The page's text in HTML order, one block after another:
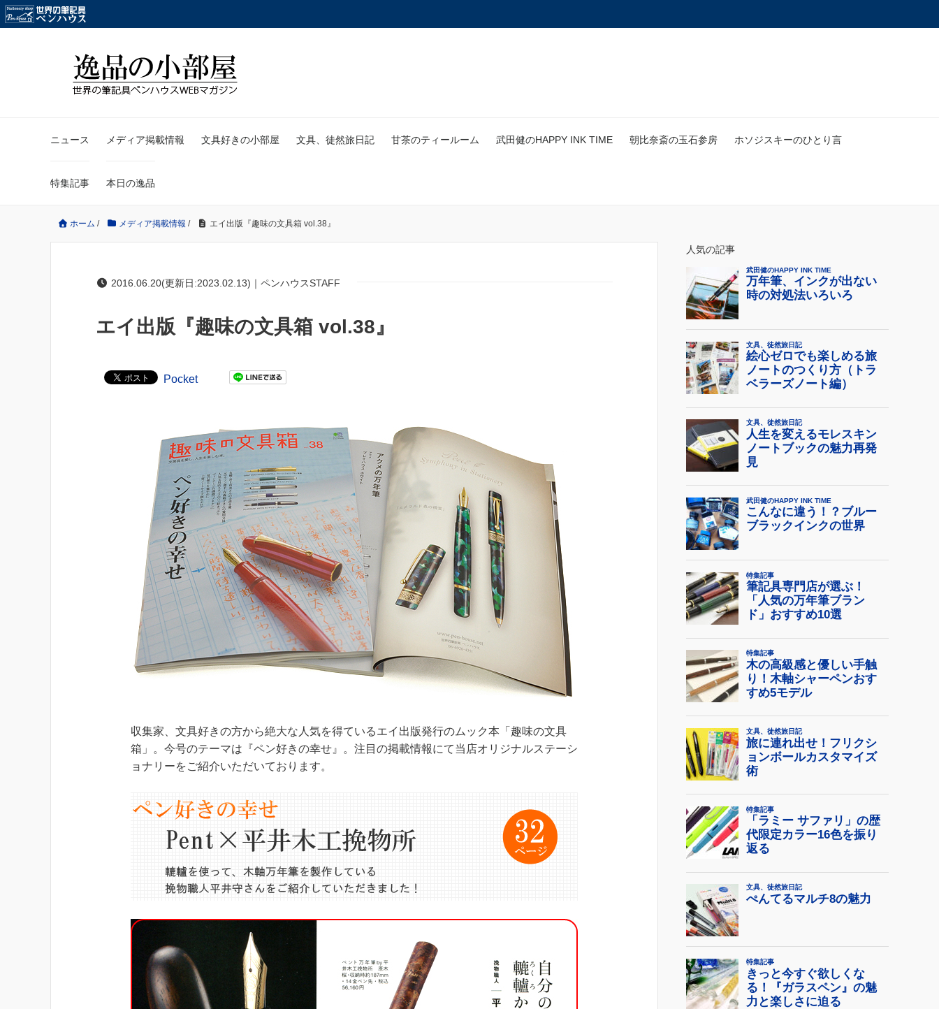
ニュース メディア掲載情報 文具好きの小部屋 文具、徒然旅日記 甘茶のティールーム 武田健のHAPPY INK TIME 朝比奈斎の玉石参房 ホソジスキーのひとり言
特集記事 本日の逸品
ホーム / メディア掲載情報 / エイ出版『趣味の文具箱 vol.38』
2016.06.20(更新日:2023.02.13)｜ペンハウスSTAFF
エイ出版『趣味の文具箱 vol.38』
Pocket
収集家、文具好きの方から絶大な人気を得ているエイ出版発行のムック本「趣味の文具
箱」。今号のテーマは『ペン好きの幸せ』。注目の掲載情報にて当店オリジナルステーシ
ョナリーをご紹介いただいております。
人気の記事